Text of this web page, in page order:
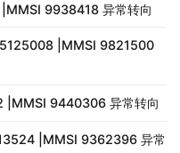
9938418 异常转向
|MMSI 9821500
|MMSI 9440306 异常转向
|MMSI 9362396 异常